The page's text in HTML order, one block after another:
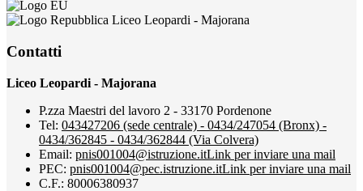
Liceo Leopardi - Majorana
Contatti
Liceo Leopardi - Majorana
P.zza Maestri del lavoro 2 - 33170 Pordenone
Tel: 043427206 (sede centrale) - 0434/247054 (Bronx) -
0434/362845 - 0434/362844 (Via Colvera)
Email: pnis001004@istruzione.itLink per inviare una mail
PEC: pnis001004@pec.istruzione.itLink per inviare una mail
C.F.: 80006380937